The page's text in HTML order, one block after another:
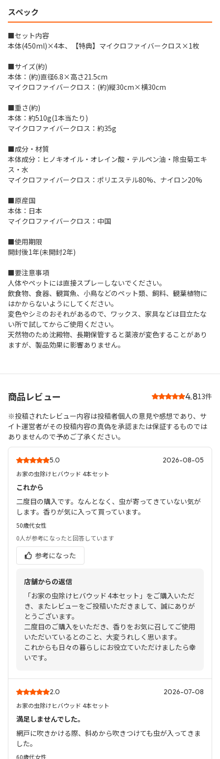
スペック
■セット内容
本体(450ml)×4本、【特典】マイクロファイバークロス×1枚
■サイズ(約)
本体：(約)直径6.8×高さ21.5cm
マイクロファイバークロス：(約)縦30cm×横30cm
■重さ(約)
本体：約510g(1本当たり)
マイクロファイバークロス：約35g
■成分・材質
本体成分：ヒノキオイル・オレイン酸・テルペン油・除虫菊エキ
ス・水
マイクロファイバークロス：ポリエステル80%、ナイロン20%
■原産国
本体：日本
マイクロファイバークロス：中国
■使用期限
開封後1年(未開封2年)
■要注意事項
人体やペットには直接スプレーしないでください。
飲食物、食器、観賞魚、小鳥などのペット類、飼料、観葉植物に
はかからないようにしてください。
変色やシミのおそれがあるので、ワックス、家具などは目立たな
い所で試してからご使用ください。
天然物のため沈殿物、長期保管すると薬液が変色することがあり
ますが、製品効果に影響ありません。
商品レビュー 4.813件
※投稿されたレビュー内容は投稿者個人の意見や感想であり、サ
イト運営者がその投稿内容の真偽を承認または保証するものでは
ありませんので予めご了承ください。
5.0 2026-08-05
お家の虫除けヒバウッド 4本セット
これから
二度目の購入です。なんとなく、虫が寄ってきていない気が
します。香りが気に入って買っています。
50歳代女性
0人が参考になったと回答しています
参考になった
店舗からの返信
「お家の虫除けヒバウッド 4本セット」をご購入いただ
き、またレビューをご投稿いただきまして、誠にありが
とうございます。
二度目のご購入をいただき、香りをお気に召してご使用
いただいているとのこと、大変うれしく思います。
これからも日々の暮らしにお役立ていただけましたら幸
いです。
2.0 2026-07-08
お家の虫除けヒバウッド 4本セット
満足しませんでした。
網戸に吹きかける際、斜めから吹きつけても虫が入ってきま
した。
60歳代女性